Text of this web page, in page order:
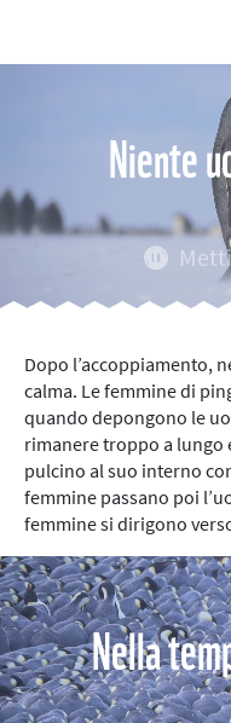
Niente
Dopo l’accoppiamento,
calma. Le femmine di
quando depongono le
rimanere troppo a
pulcino al suo interno
femmine passano poi
femmine si dirigono
Nella